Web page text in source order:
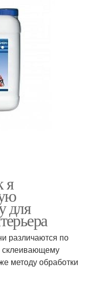
я
для
различаются по
склеивающему
методу обработки